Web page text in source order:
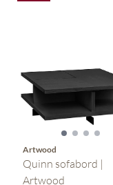
Artwood
Quinn sofabord |
Artwood